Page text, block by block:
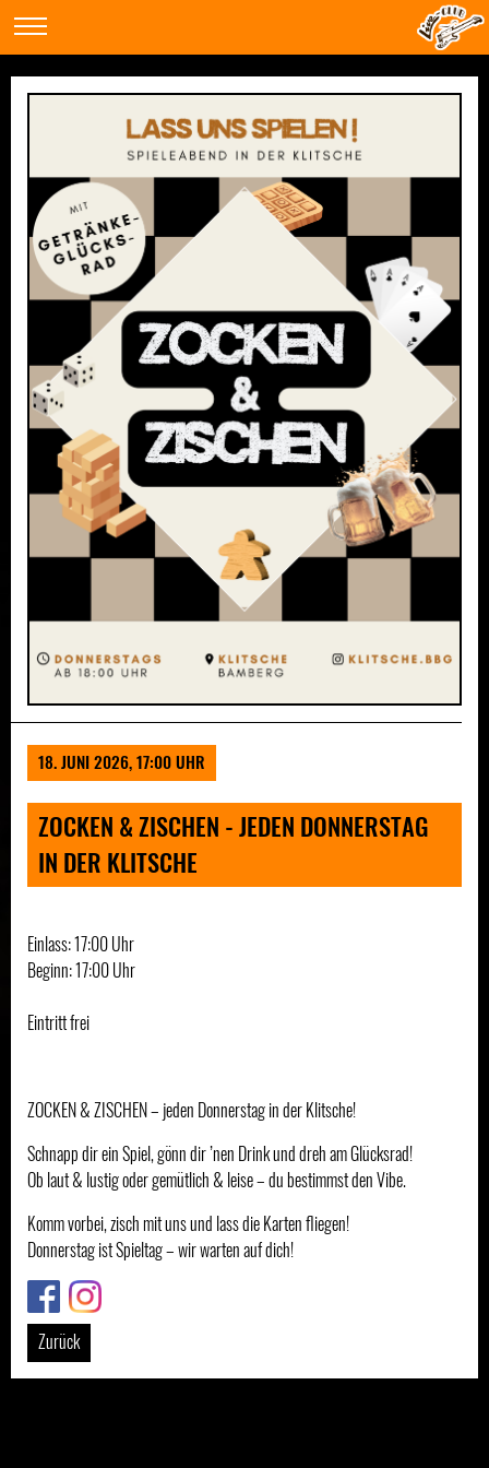
18. JUNI 2026, 17:00 UHR
ZOCKEN & ZISCHEN - JEDEN DONNERSTAG
IN DER KLITSCHE
Einlass: 17:00 Uhr
Beginn: 17:00 Uhr
Eintritt frei
ZOCKEN & ZISCHEN – jeden Donnerstag in der Klitsche!
Schnapp dir ein Spiel, gönn dir ’nen Drink und dreh am Glücksrad!
Ob laut & lustig oder gemütlich & leise – du bestimmst den Vibe.
Komm vorbei, zisch mit uns und lass die Karten fliegen!
Donnerstag ist Spieltag – wir warten auf dich!
Link
Link
Zurück